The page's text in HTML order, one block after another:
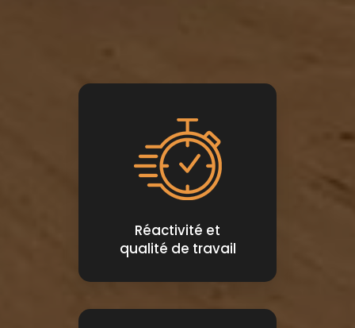
Réactivité et
qualité de travail